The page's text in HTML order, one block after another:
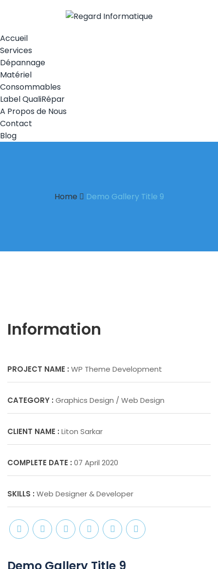
Accueil
Services
Dépannage
Matériel
Consommables
Label QualiRépar
A Propos de Nous
Contact
Blog
Home Demo Gallery Title 9
Information
PROJECT NAME : WP Theme Development
CATEGORY : Graphics Design / Web Design
CLIENT NAME : Liton Sarkar
COMPLETE DATE : 07 April 2020
SKILLS : Web Designer & Developer